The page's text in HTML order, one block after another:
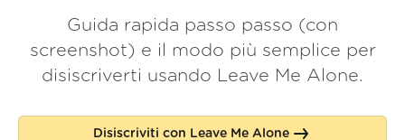
Do-not-disturb Chi siamo
Guida rapida passo passo (con
screenshot) e il modo più semplice per
disiscriverti usando Leave Me Alone.
Disiscriviti con Leave Me Alone